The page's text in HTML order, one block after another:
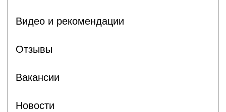
Видео и рекомендации
Отзывы
Вакансии
Новости